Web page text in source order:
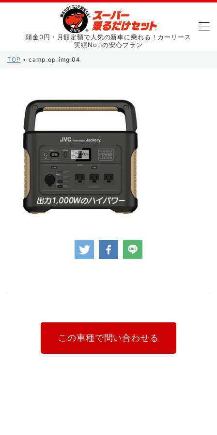
頭金0円・月額定額で人気の新車に乗れる！カーリース
実績No.1の安心プラン
TOP >camp_op_img_04
この車種で問い合わせる